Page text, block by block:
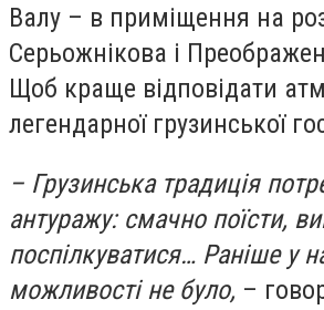
Валу – в приміщення на
Серьожнікова і
Щоб краще відповідати
легендарної грузинської
– Грузинська традиція
антуражу: смачно поїсти,
поспілкуватися… Раніше у
можливості не було, –